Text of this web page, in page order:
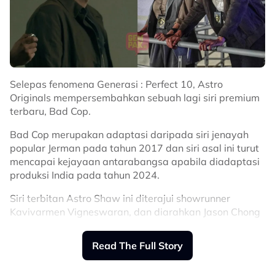
Aiman Hakim, Siti Saleha, Razib Salimin, Whulandary
Herman, Melissa Campbell dan Alvin Chong.
Bad Cop
merupakan adaptasi daripada siri jenayah
popular Jerman pada tahun 2017 dan siri asal ini turut
mencapai kejayaan antarabangsa apabila diadaptasi
produksi India pada tahun 2024.
Related Topics
#Bad Cop #Tony Eusoff #Astro Originals
Selepas fenomena Generasi : Perfect 10, Astro
Originals mempersembahkan sebuah lagi siri premium
terbaru, Bad Cop.
Bad Cop merupakan adaptasi daripada siri jenayah
popular Jerman pada tahun 2017 dan siri asal ini turut
mencapai kejayaan antarabangsa apabila diadaptasi
produksi India pada tahun 2024.
Siri terbitan Astro Shaw ini diterajui showrunner
Kavivarmen Vigneswaran, dan diarahkan Jason Chong
premium yang menjadi identiti Astro Original.
Menurut Penerbit Eksekutif Bad Cop merangkap Ketua
Read The Full Story